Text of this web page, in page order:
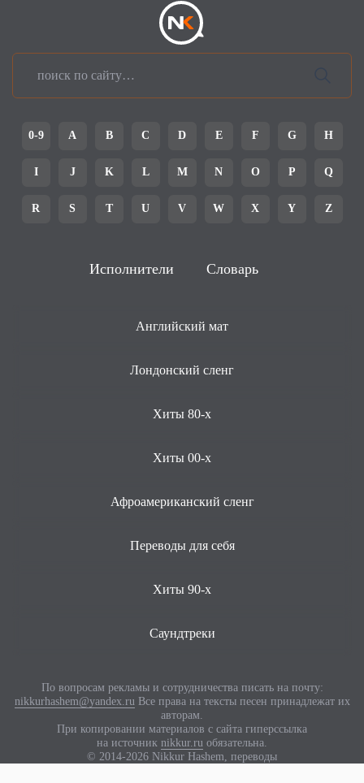
0-9 A B C D E F G H
I J K L M N O P Q
R S T U V W X Y Z
Исполнители Словарь
Английский мат
Лондонский сленг
Хиты 80-х
Хиты 00-х
Афроамериканский сленг
Переводы для себя
Хиты 90-х
Саундтреки
По вопросам рекламы и сотрудничества писать на почту:
nikkurhashem@yandex.ruВсе права на тексты песен принадлежат их
авторам.
При копировании материалов с сайта гиперссылка
на источник nikkur.ru обязательна.
© 2014-2026 Nikkur Hashem, переводы